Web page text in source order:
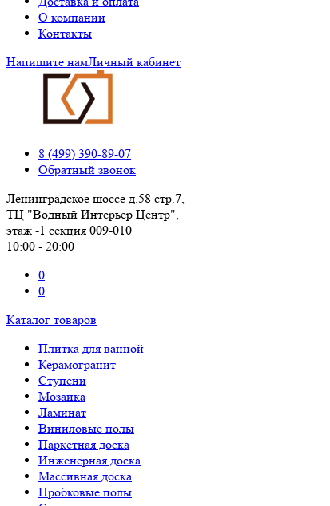
О компании
Контакты
Напишите намЛичный кабинет
8 (499) 390-89-07
Обратный звонок
Ленинградское шоссе д.58 стр.7,
ТЦ "Водный Интерьер Центр",
этаж -1 секция 009-010
10:00 - 20:00
0
0
Каталог товаров
Плитка для ванной
Керамогранит
Ступени
Мозаика
Ламинат
Виниловые полы
Паркетная доска
Инженерная доска
Массивная доска
Пробковые полы